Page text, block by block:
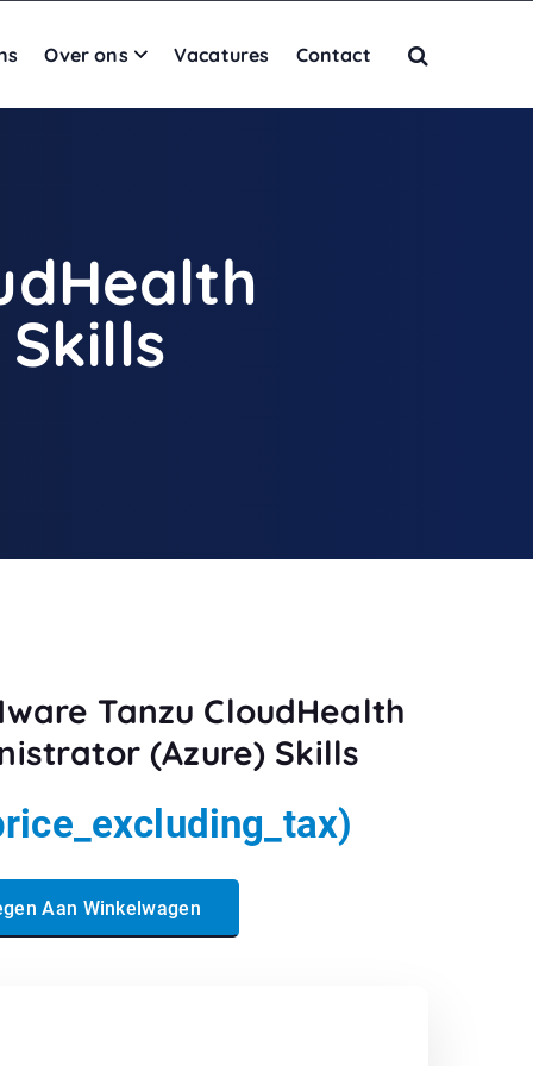
Over ons Vacatures Contact
Tanzu CloudHealth
(Azure) Skills
Aan Winkelwagen